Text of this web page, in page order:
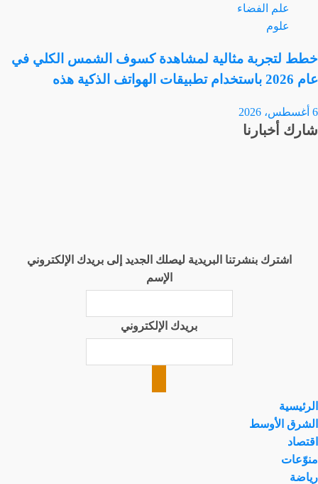
علم الفضاء
علوم
خطط لتجربة مثالية لمشاهدة كسوف الشمس الكلي في
عام 2026 باستخدام تطبيقات الهواتف الذكية هذه
6 أغسطس، 2026
شارك أخبارنا
اشترك بنشرتنا البريدية ليصلك الجديد إلى بريدك الإلكتروني
الإسم
بريدك الإلكتروني
الرئيسية
الشرق الأوسط
اقتصاد
منوّعات
رياضة